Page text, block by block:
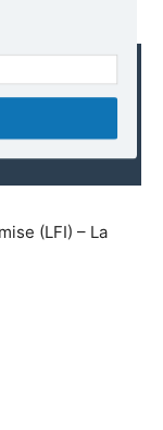
(LFI) – La